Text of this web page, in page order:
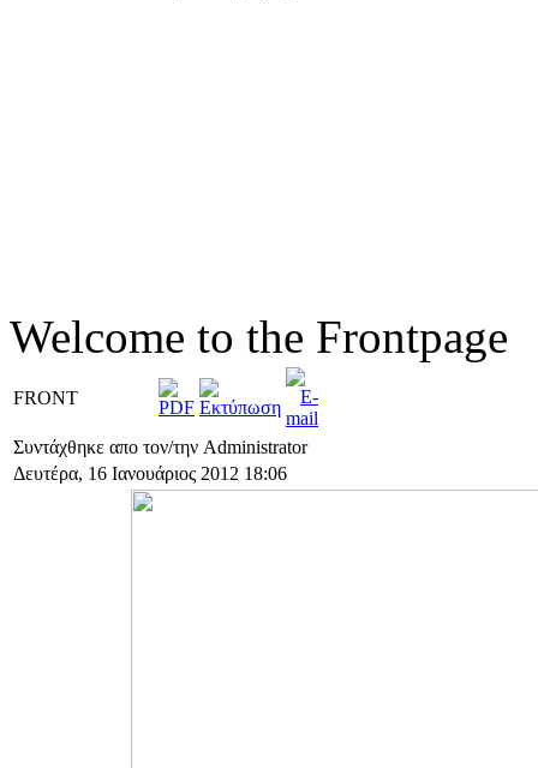
Welcome to the Frontpage
FRONT
Συντάχθηκε απο τον/την Administrator
Δευτέρα, 16 Ιανουάριος 2012 18:06